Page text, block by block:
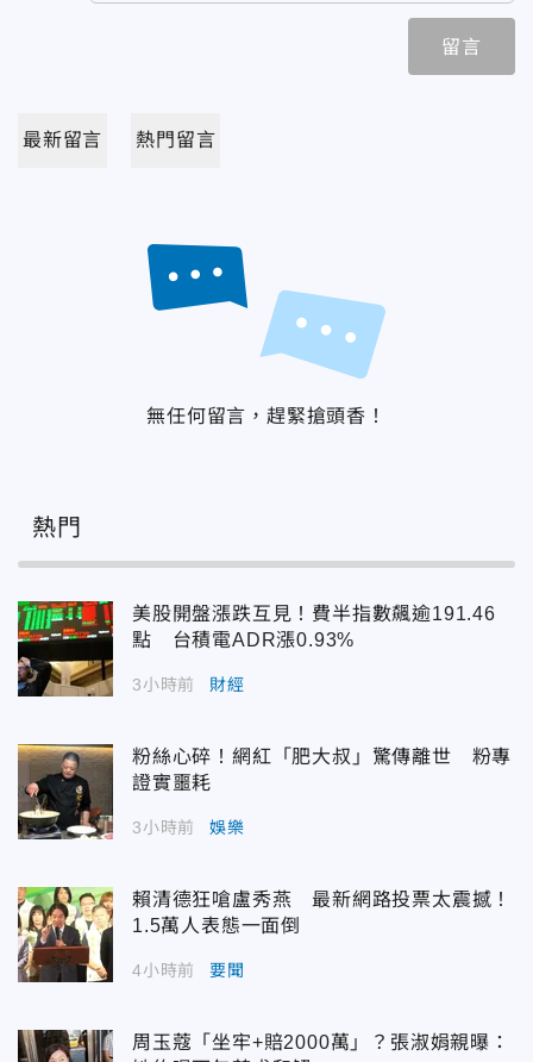
留言
最新留言 熱門留言
無任何留言，趕緊搶頭香！
熱門
美股開盤漲跌互見！費半指數飆逾191.46
點 台積電ADR漲0.93%
3小時前 財經
粉絲心碎！網紅「肥大叔」驚傳離世 粉專
證實噩耗
3小時前 娛樂
賴清德狂嗆盧秀燕 最新網路投票太震撼！
1.5萬人表態一面倒
4小時前 要聞
周玉蔻「坐牢+賠2000萬」？張淑娟親曝：